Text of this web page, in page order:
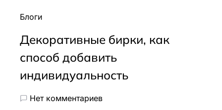
Блоги
Декоративные бирки, как
способ добавить
индивидуальность
Нет комментариев